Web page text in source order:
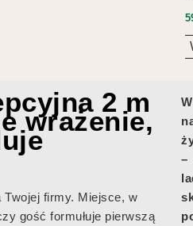
2 m
wrażenie,
firmy. Miejsce, w
gość formułuje pierwszą
–